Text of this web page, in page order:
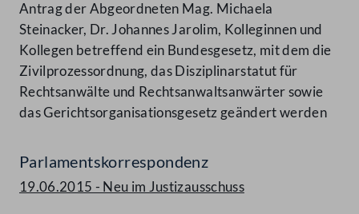
Antrag der Abgeordneten Mag. Michaela
Steinacker, Dr. Johannes Jarolim, Kolleginnen und
Kollegen betreffend ein Bundesgesetz, mit dem die
Zivilprozessordnung, das Disziplinarstatut für
Rechtsanwälte und Rechtsanwaltsanwärter sowie
das Gerichtsorganisationsgesetz geändert werden
Parlamentskorrespondenz
19.06.2015 - Neu im Justizausschuss